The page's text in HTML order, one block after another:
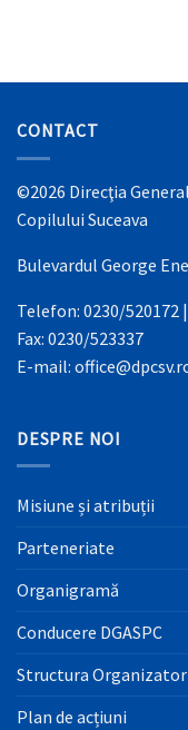
CONTACT
©2026 Direcţia
Copilului Suceava
Bulevardul George
Telefon: 0230/520172
Fax: 0230/523337
E-mail:
DESPRE NOI
Misiune și atribuții
Parteneriate
Organigramă
Conducere DGASPC
Structura
Plan de acțiuni